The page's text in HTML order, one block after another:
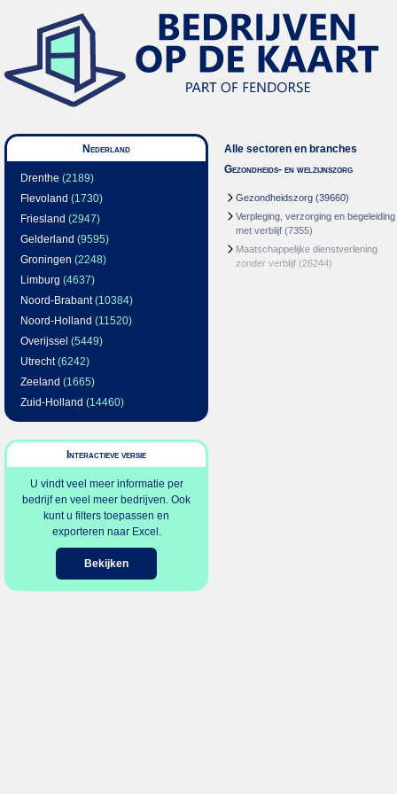
Nederland
Drenthe (2189)
Flevoland (1730)
Friesland (2947)
Gelderland (9595)
Groningen (2248)
Limburg (4637)
Noord-Brabant(10384)
Noord-Holland (11520)
Overijssel (5449)
Utrecht(6242)
Zeeland (1665)
Zuid-Holland (14460)
Interactieve versie
U vindt veel meer informatie per
bedrijf en veel meer bedrijven. Ook
kunt u filters toepassen en
exporteren naar Excel.
Bekijken
Alle sectoren en branches
Gezondheids- en welzijnszorg
Gezondheidszorg (39660)
Verpleging, verzorging en begeleiding
met verblijf (7355)
Maatschappelijke dienstverlening
zonder verblijf (26244)